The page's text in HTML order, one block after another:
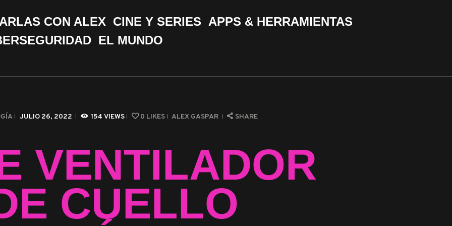
CON ALEX CINE Y SERIES
APPS & HERRAMIENTAS
EL MUNDO
JULIO 26, 2022 154 VIEWS 0 LIKES ALEX GASPAR SHARE
VENTILADOR
CUELLO
CHARLAS CON ALEX
CINE Y SERIES
CIBERSEGURIDAD